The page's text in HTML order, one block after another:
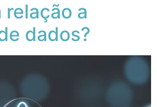
a
dados?